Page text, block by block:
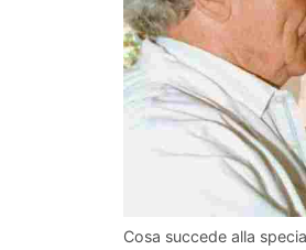
Cosa succede alla